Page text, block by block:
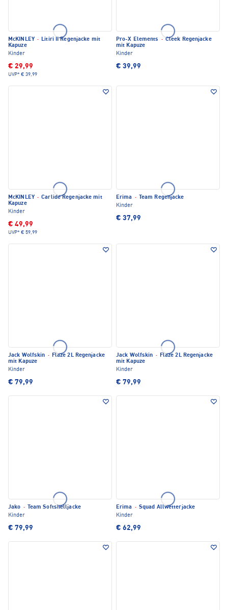
McKINLEY · Litiri II Regenjacke mit
Kapuze
Kinder
€ 29,99
UVP* € 39,99
Pro-X Elements · Cleek Regenjacke
mit Kapuze
Kinder
€ 39,99
McKINLEY · Carlide Regenjacke mit
Kapuze
Kinder
€ 49,99
UVP* € 59,99
Erima ·
Team Regenjacke
Kinder
€ 37,99
Jack Wolfskin · Flaze 2L Regenjacke
mit Kapuze
Kinder
€ 79,99
Jack Wolfskin · Flaze 2L Regenjacke
mit Kapuze
Kinder
€ 79,99
Jako ·
Team Softshelljacke
Kinder
€ 79,99
Erima · Squad Allwetterjacke
Kinder
€ 62,99